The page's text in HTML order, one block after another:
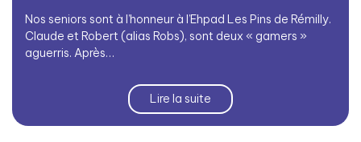
Nos seniors sont à l’honneur à l’Ehpad Les Pins de Rémilly.
Claude et Robert (alias Robs), sont deux « gamers »
aguerris. Après…
Lire la suite